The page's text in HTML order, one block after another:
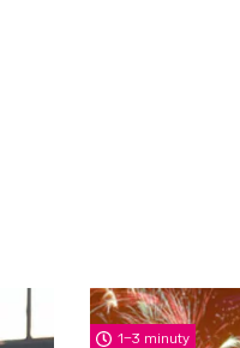
1-3 minuty